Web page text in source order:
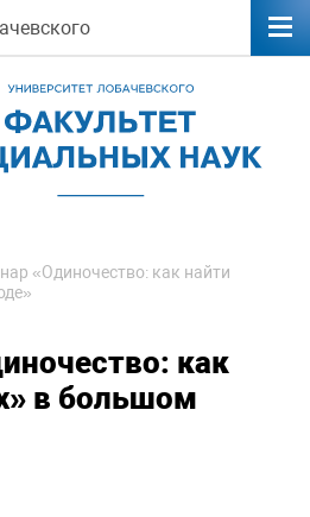
«Одиночество: как найти
как
в большом